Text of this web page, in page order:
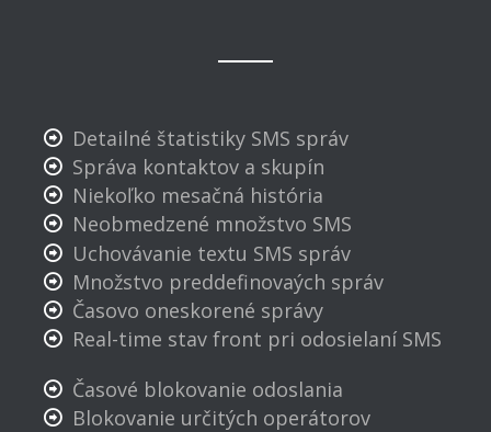
Detailné štatistiky SMS správ
Správa kontaktov a skupín
Niekoľko mesačná história
Neobmedzené množstvo SMS
Uchovávanie textu SMS správ
Množstvo preddefinovaých správ
Časovo oneskorené správy
Real-time stav front pri odosielaní SMS
Časové blokovanie odoslania
Blokovanie určitých operátorov